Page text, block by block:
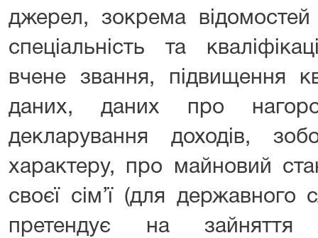
джерел, зокрема
спеціальність та
вчене звання, підвищення
даних, даних про
декларування доходів,
характеру, про майновий
своєї сім’ї (для
претендує на зайняття